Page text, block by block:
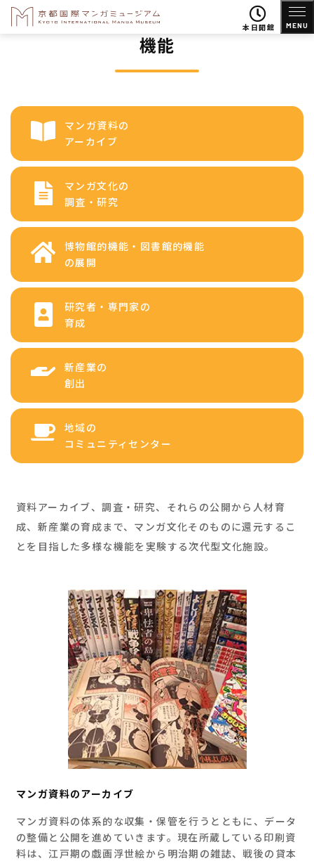
本日開館 MENU
機能
マンガ資料の
アーカイブ
マンガ文化の
調査・研究
博物館的機能・図書館的機能
の展開
研究者・専門家の
育成
新産業の
創出
地域の
コミュニティセンター
資料アーカイブ、調査・研究、それらの公開から人材育
成、新産業の育成まで、マンガ文化そのものに還元するこ
とを目指した多様な機能を実験する次代型文化施設。
マンガ資料のアーカイブ
マンガ資料の体系的な収集・保管を行うとともに、データ
の整備と公開を進めていきます。現在所蔵している印刷資
料は、江戸期の戯画浮世絵から明治期の雑誌、戦後の貸本